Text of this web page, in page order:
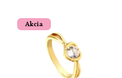
Akcia